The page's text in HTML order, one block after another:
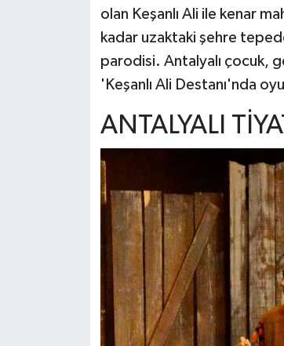
olan Keşanlı Ali ile kenar
kadar uzaktaki şehre
parodisi. Antalyalı çocuk,
'Keşanlı Ali Destanı'nda
ANTALYALI